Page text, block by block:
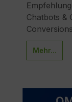
Chatbots &
Conversions
Mehr...